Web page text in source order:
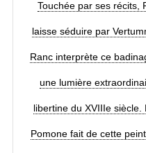
Touchée par ses récits,
laisse séduire par
Ranc interprète ce
une lumière
libertine du XVIIIe
Pomone fait de cette